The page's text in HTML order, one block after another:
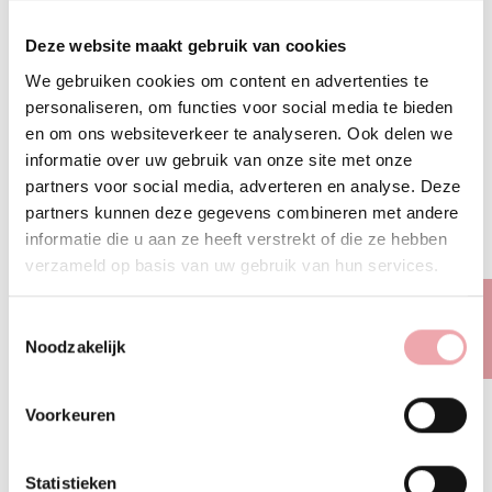
Deze website maakt gebruik van cookies
We gebruiken cookies om content en advertenties te
personaliseren, om functies voor social media te bieden
en om ons websiteverkeer te analyseren. Ook delen we
informatie over uw gebruik van onze site met onze
partners voor social media, adverteren en analyse. Deze
partners kunnen deze gegevens combineren met andere
informatie die u aan ze heeft verstrekt of die ze hebben
verzameld op basis van uw gebruik van hun services.
Noodzakelijk
Voorkeuren
Statistieken
benen. Onze natuurlijke en ayurvedische
verminderen en de bloedsomloop te verbeteren.
Verlichtende crèmes met etherische oliën
Onze verlichtende crèmes zijn verrijkt met
etherische oliën zoals cipres, rozemarijn en arnica,
die bekend staan om hun ontstekingsremmende en
bloedsomloop bevorderende eigenschappen. Deze
het verlichten van pijnlijke, zware benen. Regelmatig
algemene gezondheid van je benen.
Onze verkoelende sprays bevatten natuurlijke
FILTER